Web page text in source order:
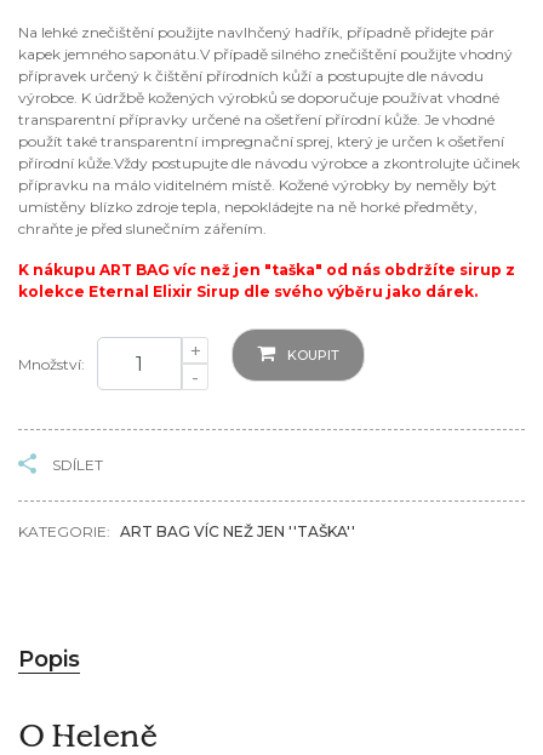
Na lehké znečištění použijte navlhčený hadřík, případně přidejte pár
kapek jemného saponátu.V případě silného znečištění použijte vhodný
přípravek určený k čištění přírodních kůží a postupujte dle návodu
výrobce. K údržbě kožených výrobků se doporučuje používat vhodné
transparentní přípravky určené na ošetření přírodní kůže. Je vhodné
použít také transparentní impregnační sprej, který je určen k ošetření
přírodní kůže.Vždy postupujte dle návodu výrobce a zkontrolujte účinek
přípravku na málo viditelném místě. Kožené výrobky by neměly být
umístěny blízko zdroje tepla, nepokládejte na ně horké předměty,
chraňte je před slunečním zářením.
K nákupu ART BAG víc než jen "taška" od nás obdržíte sirup z
kolekce Eternal Elixir Sirup dle svého výběru jako dárek.
Množství:
+
-
KOUPIT
SDÍLET
KATEGORIE: ART BAG VÍC NEŽ JEN ''TAŠKA''
Popis
O Heleně